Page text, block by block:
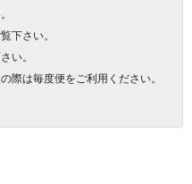
下さい。
い。
際は毎度便をご利用ください。